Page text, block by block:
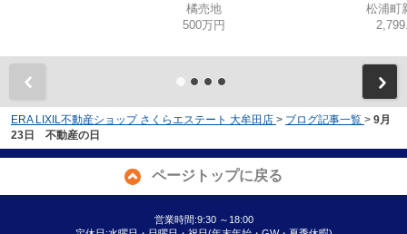
橘売地
500万円
松浦町
ERA LIXIL不動産ショップ さくらエステート 大牟田店 > ブログ記事一覧 > 9月
23日 不動産の日
ページトップに戻る
営業時間:9:30 ～18:00